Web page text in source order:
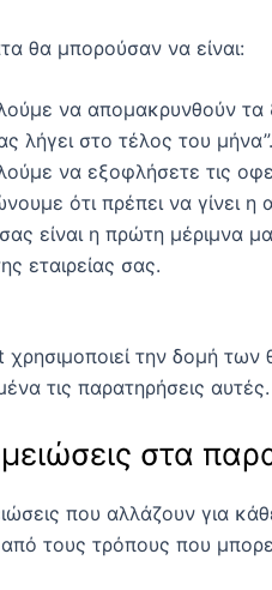
θα μπορούσαν να είναι:
να απομακρυνθούν τα
λήγει στο τέλος του μήνα”.
να εξοφλήσετε τις
ότι πρέπει να γίνει
είναι η πρώτη μέριμνα
εταιρείας σας.
την δομή
τις παρατηρήσεις αυτές.
στα
που αλλάζουν για
τους τρόπους που